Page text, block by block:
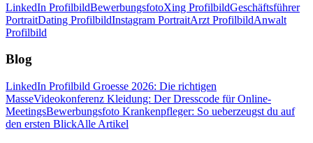
LinkedIn ProfilbildBewerbungsfotoXing ProfilbildGeschäftsführer
PortraitDating ProfilbildInstagram PortraitArzt ProfilbildAnwalt
Profilbild
Blog
LinkedIn Profilbild Groesse 2026: Die richtigen
MasseVideokonferenz Kleidung: Der Dresscode für Online-
MeetingsBewerbungsfoto Krankenpfleger: So ueberzeugst du auf
den ersten BlickAlle Artikel